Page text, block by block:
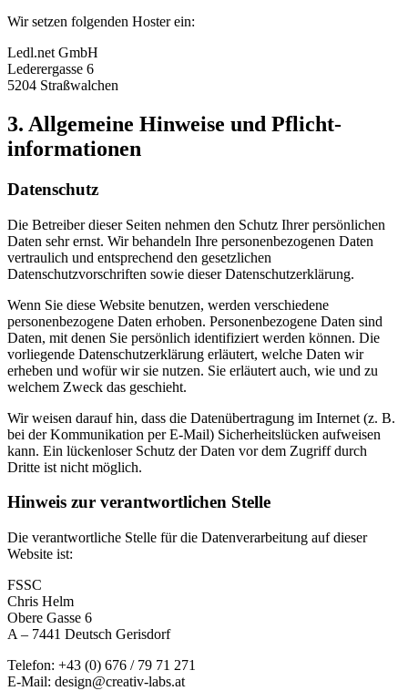
Wir setzen folgenden Hoster ein:
Ledl.net GmbH
Lederergasse 6
5204 Straßwalchen
3. Allgemeine Hinweise und Pflicht­
informationen
Datenschutz
Die Betreiber dieser Seiten nehmen den Schutz Ihrer persönlichen
Daten sehr ernst. Wir behandeln Ihre personenbezogenen Daten
vertraulich und entsprechend den gesetzlichen
Datenschutzvorschriften sowie dieser Datenschutzerklärung.
Wenn Sie diese Website benutzen, werden verschiedene
personenbezogene Daten erhoben. Personenbezogene Daten sind
Daten, mit denen Sie persönlich identifiziert werden können. Die
vorliegende Datenschutzerklärung erläutert, welche Daten wir
erheben und wofür wir sie nutzen. Sie erläutert auch, wie und zu
welchem Zweck das geschieht.
Wir weisen darauf hin, dass die Datenübertragung im Internet (z. B.
bei der Kommunikation per E-Mail) Sicherheitslücken aufweisen
kann. Ein lückenloser Schutz der Daten vor dem Zugriff durch
Dritte ist nicht möglich.
Hinweis zur verantwortlichen Stelle
Die verantwortliche Stelle für die Datenverarbeitung auf dieser
Website ist:
FSSC
Chris Helm
Obere Gasse 6
A – 7441 Deutsch Gerisdorf
Telefon: +43 (0) 676 / 79 71 271
E-Mail: design@creativ-labs.at